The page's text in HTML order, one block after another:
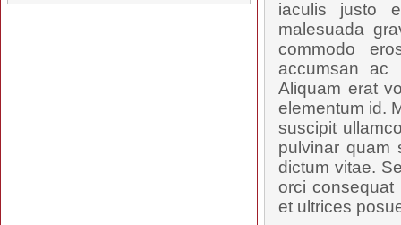
iaculis justo
malesuada
commodo
accumsan ac
Aliquam erat
elementum id.
suscipit
pulvinar quam
dictum vitae.
orci consequat
et ultrices